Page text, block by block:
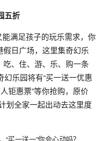
五折
满足孩子的玩乐需求，你
日广场，这里集奇幻乐
、住、游、乐、购一条
乐园将有“买一送一优惠
钜惠票”等你抢购，原价
划全家一起出动去这里度